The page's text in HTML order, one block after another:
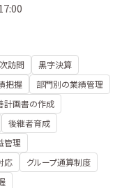
訪問
黒字決算
把握
部門別の業績管理
計画書の作成
後継者育成
管理
応
グループ通算制度